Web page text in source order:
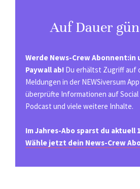
Auf Dauer
Werde News-Crew Abonnent:in
Paywall ab! Du erhältst Zugriff auf
Meldungen in der NEWSiversum
überprüfte Informationen auf Social
Podcast und viele weitere Inhalte.
Im Jahres-Abo sparst du aktuell
Wähle jetzt dein News-Crew